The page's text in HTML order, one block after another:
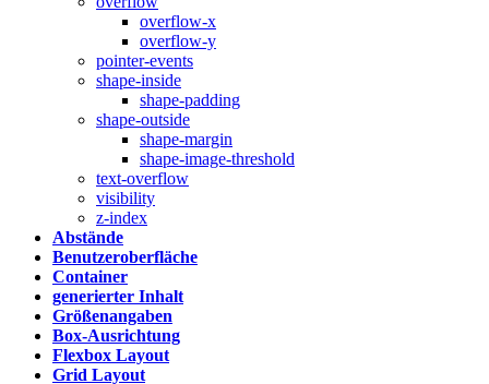
overflow-x
overflow-y
pointer-events
shape-inside
shape-padding
shape-outside
shape-margin
shape-image-threshold
text-overflow
visibility
z-index
Abstände
Benutzeroberfläche
Container
generierter Inhalt
Größenangaben
Box-Ausrichtung
Flexbox Layout
Grid Layout